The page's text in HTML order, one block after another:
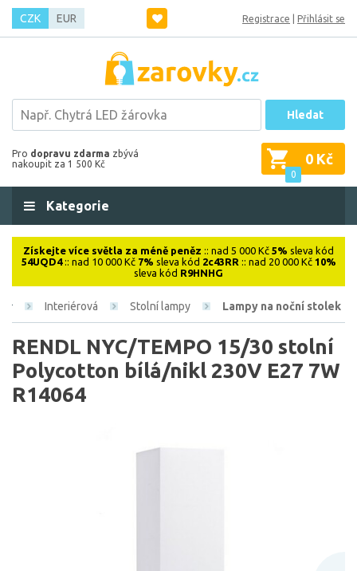
CZK EUR Registrace Přihlásit se
Hledat
Pro dopravu zdarma zbývá
nakoupit za 1 500 Kč
0
0 Kč
Kategorie
Získejte více světla za méně peněz :: nad 5 000 Kč 5% sleva kód
54UQD4:: nad 10 000 Kč 7% sleva kód 2c43RR :: nad 20 000 Kč 10%
sleva kód R9HNHG
Interiérová Stolní lampy Lampy na noční stolek
RENDL NYC/TEMPO 15/30 stolní
Polycotton bílá/nikl 230V E27 7W
R14064